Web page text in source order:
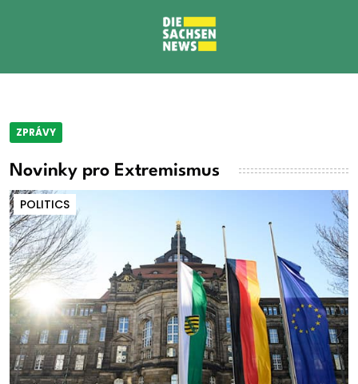
ZPRÁVY
Novinky pro Extremismus
POLITICS